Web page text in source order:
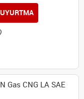
Gas CNG LA SAE